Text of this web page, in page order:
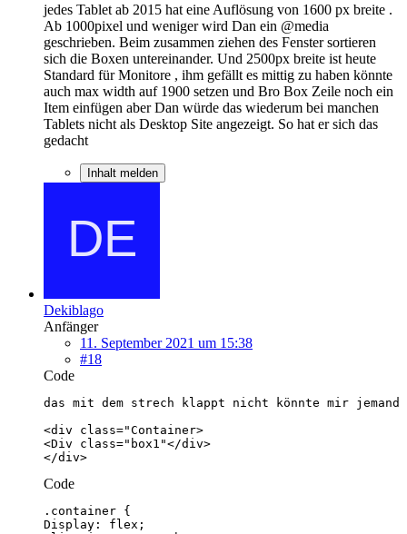
jedes Tablet ab 2015 hat eine Auflösung von 1600 px breite .
Ab 1000pixel und weniger wird Dan ein @media
geschrieben. Beim zusammen ziehen des Fenster sortieren
sich die Boxen untereinander. Und 2500px breite ist heute
Standard für Monitore , ihm gefällt es mittig zu haben könnte
auch max width auf 1900 setzen und Bro Box Zeile noch ein
Item einfügen aber Dan würde das wiederum bei manchen
Tablets nicht als Desktop Site angezeigt. So hat er sich das
gedacht
Inhalt melden
Dekiblago
Anfänger
11. September 2021 um 15:38
#18
Code
</div>
Code